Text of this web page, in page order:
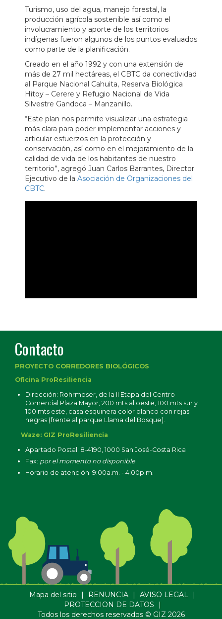
Turismo, uso del agua, manejo forestal, la
producción agrícola sostenible así como el
involucramiento y aporte de los territorios
indígenas fueron algunos de los puntos evaluados
como parte de la planificación.
Creado en el año 1992 y con una extensión de
más de 27 mil hectáreas, el CBTC da conectividad
al Parque Nacional Cahuita, Reserva Biológica
Hitoy – Cerere y Refugio Nacional de Vida
Silvestre Gandoca – Manzanillo.
“Este plan nos permite visualizar una estrategia
más clara para poder implementar acciones y
articular esfuerzos en la protección y
conservación, así como en el mejoramiento de la
calidad de vida de los habitantes de nuestro
territorio”, agregó Juan Carlos Barrantes, Director
Ejecutivo de la Asociación de Organizaciones del
CBTC.
Contacto
PROYECTO CORREDORES BIOLÓGICOS
Oficina ProResiliencia
Dirección: Rohrmoser, de la II Etapa del Centro
Comercial Plaza Mayor, 200 mts al oeste, 100 mts sur y
100 mts este, casa esquinera color blanco con rejas
negras (frente al parque Llama del Bosque).
Waze: GIZ ProResiliencia
Apartado Postal: 8-4190, 1000 San José-Costa Rica
Fax: por el momento no disponible
Horario de atención: 9:00a.m. - 4:00p.m.
Mapa del sitio | RENUNCIA | AVISO LEGAL |
PROTECCION DE DATOS
|
Todos los derechos reservados © GIZ 2026